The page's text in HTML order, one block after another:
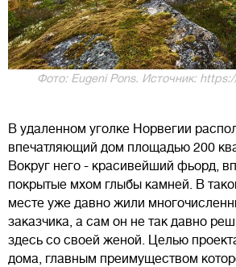
Фото: Eugeni Pons. Источник:
В удаленном уголке Норвегии
впечатляющий дом площадью 200
Вокруг него - красивейший фьорд,
покрытые мхом глыбы камней. В
месте уже давно жили
заказчика, а сам он не так давно
здесь со своей женой. Целью
дома, главным преимуществом